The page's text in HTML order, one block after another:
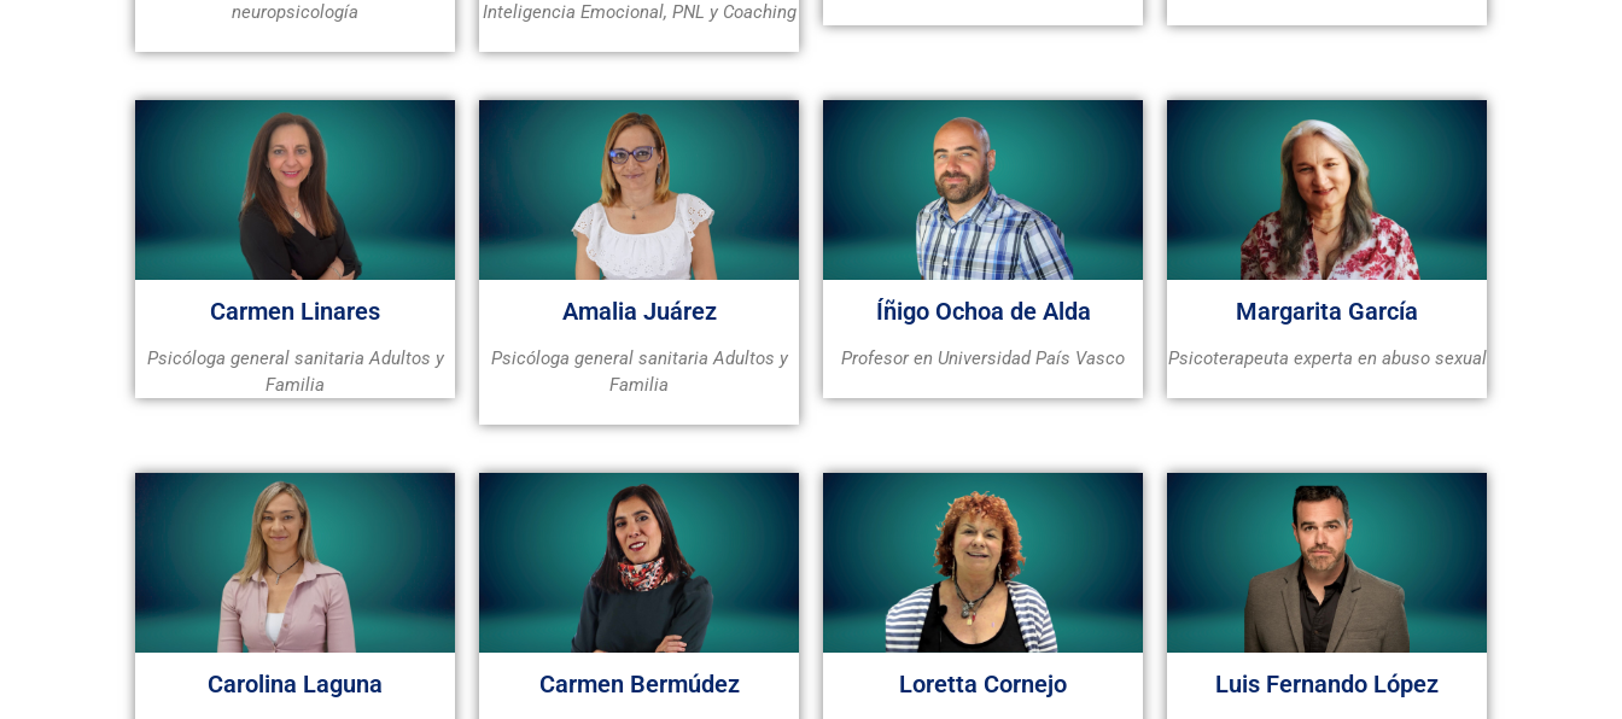
neuropsicología
Inteligencia Emocional, PNL y Coaching
Carmen Linares
Psicóloga general sanitaria Adultos y
Familia
Amalia Juárez
Psicóloga general sanitaria Adultos y
Familia
Íñigo Ochoa de Alda
Profesor en Universidad País Vasco
Margarita García
Psicoterapeuta experta en abuso sexual
Carolina Laguna Carmen Bermúdez Loretta Cornejo Luis Fernando López